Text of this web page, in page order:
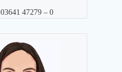
03641 47279 – 0